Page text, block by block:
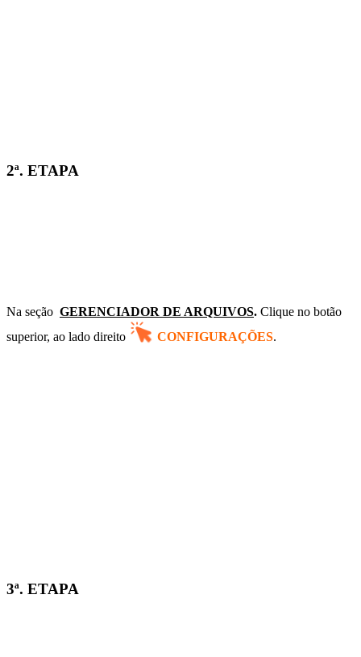
2ª. ETAPA
Na seção GERENCIADOR DE ARQUIVOS. Clique no botão
superior, ao lado direito
CONFIGURAÇÕES.
3ª. ETAPA